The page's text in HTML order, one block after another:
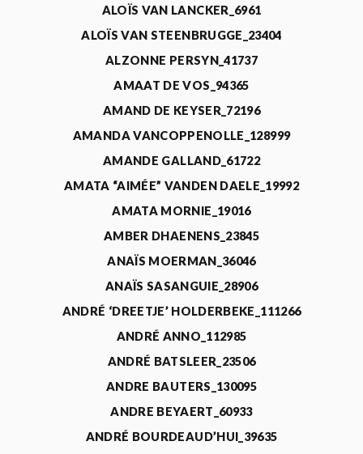
ALOÏS VAN LANCKER_6961
ALOÏS VAN STEENBRUGGE_23404
ALZONNE PERSYN_41737
AMAAT DE VOS_94365
AMAND DE KEYSER_72196
AMANDA VANCOPPENOLLE_128999
AMANDE GALLAND_61722
AMATA “AIMÉE” VANDEN DAELE_19992
AMATA MORNIE_19016
AMBER DHAENENS_23845
ANAÏS MOERMAN_36046
ANAÏS SASANGUIE_28906
ANDRÉ ‘DREETJE’ HOLDERBEKE_111266
ANDRÉ ANNO_112985
ANDRÉ BATSLEER_23506
ANDRE BAUTERS_130095
ANDRE BEYAERT_60933
ANDRÉ BOURDEAUD’HUI_39635